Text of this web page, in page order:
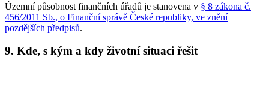
Územní působnost finančních úřadů je stanovena v § 8 zákona č.
456/2011 Sb., o Finanční správě České republiky, ve znění
pozdějších předpisů.
9. Kde, s kým a kdy životní situaci řešit